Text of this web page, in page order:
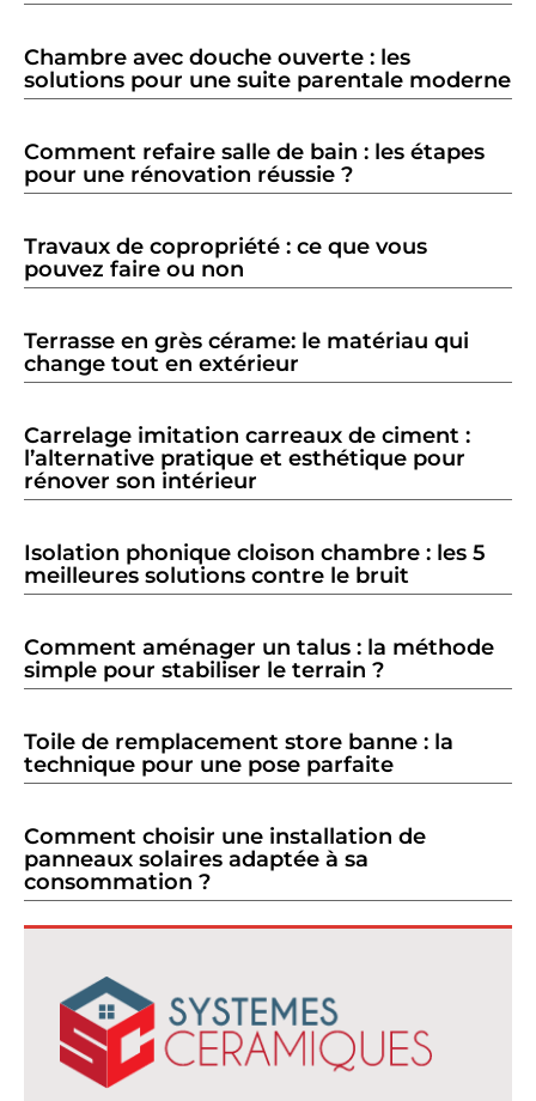
Chambre avec douche ouverte : les
solutions pour une suite parentale moderne
Comment refaire salle de bain : les étapes
pour une rénovation réussie ?
Travaux de copropriété : ce que vous
pouvez faire ou non
Terrasse en grès cérame: le matériau qui
change tout en extérieur
Carrelage imitation carreaux de ciment :
l’alternative pratique et esthétique pour
rénover son intérieur
Isolation phonique cloison chambre : les 5
meilleures solutions contre le bruit
Comment aménager un talus : la méthode
simple pour stabiliser le terrain ?
Toile de remplacement store banne : la
technique pour une pose parfaite
Comment choisir une installation de
panneaux solaires adaptée à sa
consommation ?